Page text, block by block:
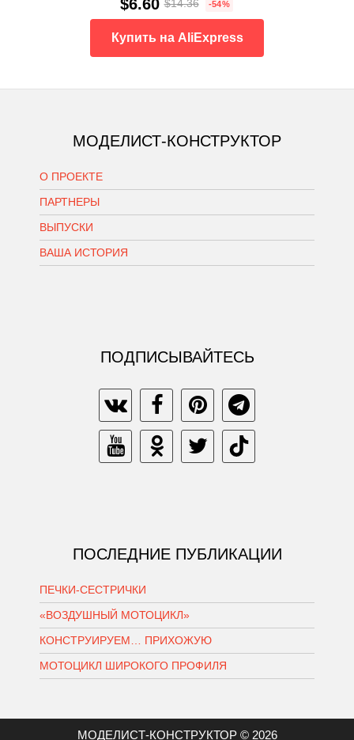
$6.60 $14.36 -54%
Купить на AliExpress
МОДЕЛИСТ-КОНСТРУКТОР
О ПРОЕКТЕ
ПАРТНЕРЫ
ВЫПУСКИ
ВАША ИСТОРИЯ
ПОДПИСЫВАЙТЕСЬ
ПОСЛЕДНИЕ ПУБЛИКАЦИИ
ПЕЧКИ-СЕСТРИЧКИ
«ВОЗДУШНЫЙ МОТОЦИКЛ»
КОНСТРУИРУЕМ… ПРИХОЖУЮ
МОТОЦИКЛ ШИРОКОГО ПРОФИЛЯ
МОДЕЛИСТ-КОНСТРУКТОР © 2026